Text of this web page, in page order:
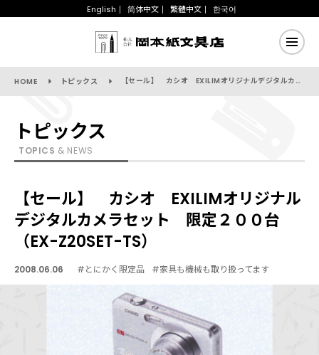
English 简体中文 繁體中文 한국어
HOME トピックス 【セール】 カシオ EXILIMオリジナルデジタルカメラセット 限定２００台（EX-Z20SET-TS）
トピックス
TOPICS & NEWS
【セール】 カシオ EXILIMオリジナル
デジタルカメラセット 限定２００台
（EX-Z20SET-TS）
2008.06.06 #とにかく限定品 #家具も機械も取り扱ってます